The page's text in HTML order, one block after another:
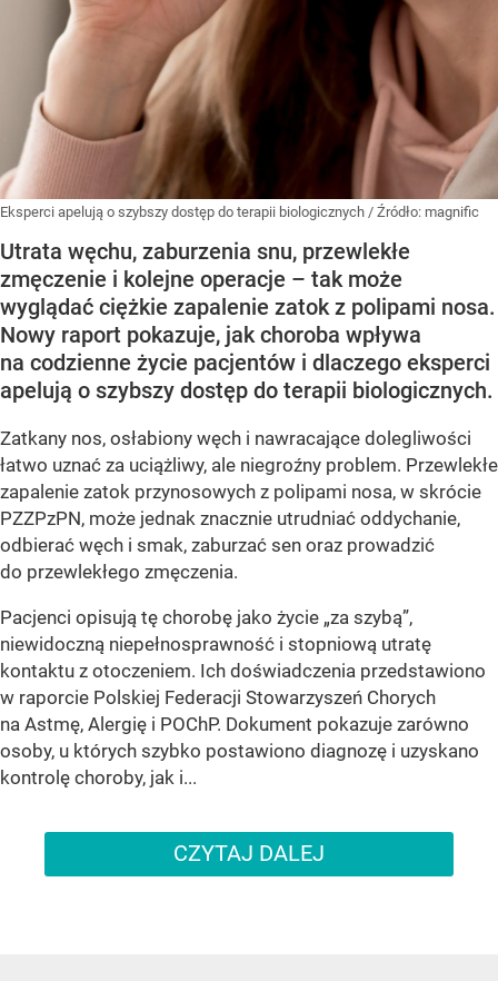
Eksperci apelują o szybszy dostęp do terapii biologicznych / Źródło: magnific
Utrata węchu, zaburzenia snu, przewlekłe
zmęczenie i kolejne operacje – tak może
wyglądać ciężkie zapalenie zatok z polipami nosa.
Nowy raport pokazuje, jak choroba wpływa
na codzienne życie pacjentów i dlaczego eksperci
apelują o szybszy dostęp do terapii biologicznych.
Zatkany nos, osłabiony węch i nawracające dolegliwości
łatwo uznać za uciążliwy, ale niegroźny problem. Przewlekłe
zapalenie zatok przynosowych z polipami nosa, w skrócie
PZZPzPN, może jednak znacznie utrudniać oddychanie,
odbierać węch i smak, zaburzać sen oraz prowadzić
do przewlekłego zmęczenia.
Pacjenci opisują tę chorobę jako życie „za szybą”,
niewidoczną niepełnosprawność i stopniową utratę
kontaktu z otoczeniem. Ich doświadczenia przedstawiono
w raporcie Polskiej Federacji Stowarzyszeń Chorych
na Astmę, Alergię i POChP. Dokument pokazuje zarówno
osoby, u których szybko postawiono diagnozę i uzyskano
kontrolę choroby, jak i...
CZYTAJ DALEJ